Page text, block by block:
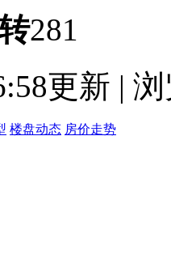
281
更新 |
楼盘动态 房价走势